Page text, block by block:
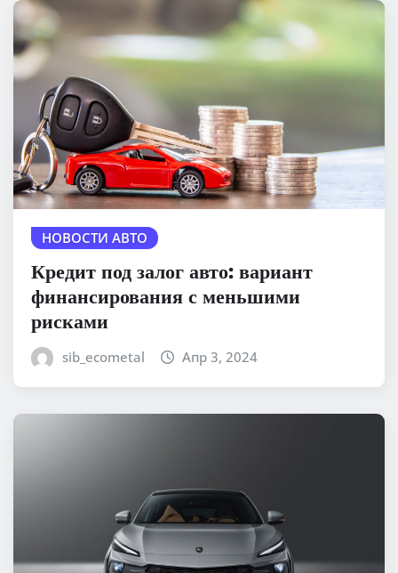
НОВОСТИ АВТО
Кредит под залог авто: вариант
финансирования с меньшими
рисками
sib_ecometal Апр 3, 2024